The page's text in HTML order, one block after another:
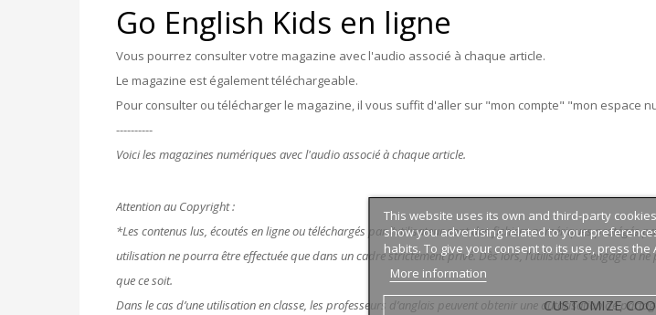
Go English Kids en ligne
Vous pourrez consulter votre magazine avec l'audio associé à chaque article.
Le magazine est également téléchargeable.
Pour consulter ou télécharger le magazine, il vous suffit d'aller sur "mon compte" "mon espace
----------
Voici les magazines numériques avec l'audio associé à chaque article.
Attention au Copyright :
*Les contenus lus, écoutés en ligne ou téléchargés par l’utilisateur sont des fichiers numériques
utilisation ne pourra être effectuée que dans un cadre strictement privé. Dès lors, l’utilisateur s’engage à
que ce soit.
Dans le cas d’une utilisation en classe, les professeurs d’anglais peuvent obtenir une autorisation de
This website uses its own and third-party
show you advertising related to your
habits. To give your consent to its use, press the
More information
CUSTOMIZE